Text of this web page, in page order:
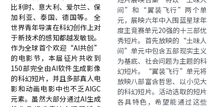
比利时、意大利、爱尔兰、保
加利亚、泰国、德国等。 全
世界青年导演在科幻创作上对
于新技术的感知都越发敏锐。
作为全球首个欢迎“AI共创”
的电影节，本届征片共收到
150部完全由AI软件生成影像
的科幻短片，并且多部真人电
影和动画电影中也不乏AIGC
元素。虽然大部分通过AI生成
间”和“翼装飞行”两个单
元，展映六年中入围蓝星球年
度主竞赛单元20强的十三部优
秀短片。首先放映的“土味人
间”单元中包含五部现实主义
为基底、社会问题为主题的科
幻短片。“翼装飞行”单元将
放映八部富含哲思、以小见大
的科幻短片。活动选取的短片
各具特色，希望能通过这些